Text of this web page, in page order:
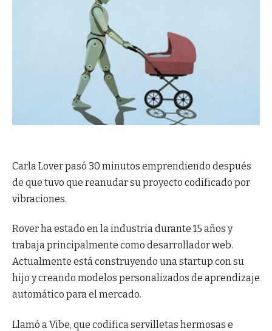
Carla Lover pasó 30 minutos emprendiendo después
de que tuvo que reanudar su proyecto codificado por
vibraciones.
Rover ha estado en la industria durante 15 años y
trabaja principalmente como desarrollador web.
Actualmente está construyendo una startup con su
hijo y creando modelos personalizados de aprendizaje
automático para el mercado.
Llamó a Vibe, que codifica servilletas hermosas e